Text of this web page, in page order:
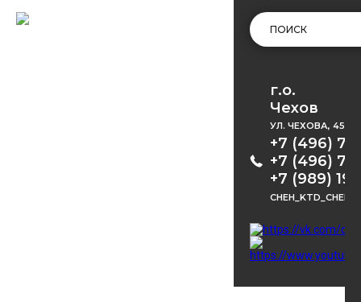
г.о.
Чехов
УЛ. ЧЕХОВА, 45
+7 (496)
+7 (496)
+7 (989)